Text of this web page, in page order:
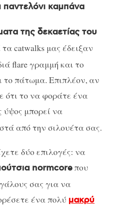
καμπάνα
της δεκαετίας του
catwalks μας έδειξαν
flare γραμμή και το
πάτωμα. Επιπλέον, αν
ότι το να φοράτε ένα
ύψος μπορεί να
από την σιλουέτα σας.
δύο επιλογές: να
normcoreπου
σας για να
ένα πολύ μακρύ